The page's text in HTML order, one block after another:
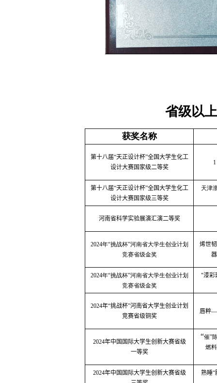
省级以
获奖名称
第十八届“天正设计杯”全国大学生化工
设计大赛国家级二等奖
1
第十八届“天正设计杯”全国大学生化工
设计大赛国家级三等奖
天津
河南省科学实验展演汇演二等奖
2024年“挑战杯”河南省大学生创业计划
竞赛省级金奖
烯世
2024年“挑战杯”河南省大学生创业计划
竞赛省级金奖
"漆彩
2024年“挑战杯”河南省大学生创业计划
竞赛省级铜奖
唇粹
2024年中国国际大学生创新大赛省级
一等奖
“催”
燃
2024年中国国际大学生创新大赛省级
熟睡“